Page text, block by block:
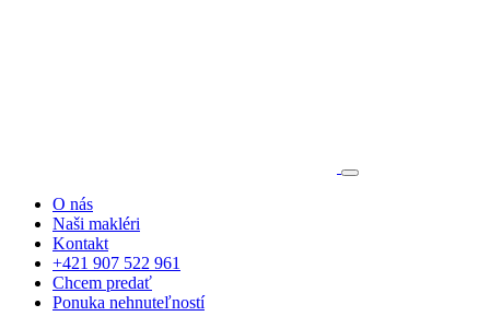
O nás
Naši makléri
Kontakt
+421 907 522 961
Chcem predať
Ponuka nehnuteľností